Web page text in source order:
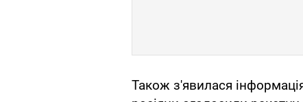
Також з'явилася